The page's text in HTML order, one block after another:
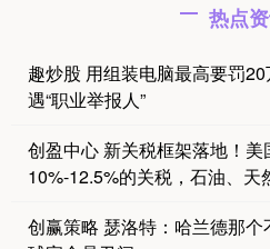
热点
趣炒股 用组装电脑最高要罚
遇“职业举报人”
创盈中心 新关税框架落地！
10%-12.5%的关税，石油、天
创赢策略 瑟洛特：哈兰德那